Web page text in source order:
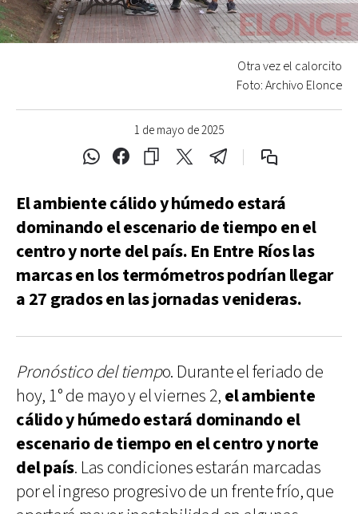
1 de mayo de 2025
Otra vez el calorcito
Foto: Archivo Elonce
El ambiente cálido y húmedo estará
dominando el escenario de tiempo en el
centro y norte del país. En Entre Ríos las
marcas en los termómetros podrían llegar
a 27 grados en las jornadas venideras.
Pronóstico del tiempo. Durante el feriado de
hoy, 1° de mayo y el viernes 2, el ambiente
cálido y húmedo estará dominando el
escenario de tiempo en el centro y norte
del país. Las condiciones estarán marcadas
por el ingreso progresivo de un frente frío, que